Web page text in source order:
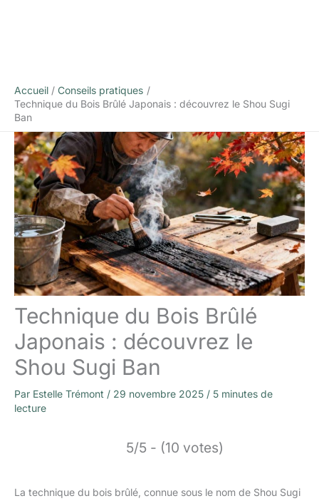
Accueil
Conseils pratiques
Technique du Bois Brûlé Japonais : découvrez le Shou Sugi
Ban
Technique du Bois Brûlé
Japonais : découvrez le
Shou Sugi Ban
Par Estelle Trémont / 29 novembre 2025 / 5 minutes de
lecture
5/5 - (10 votes)
La technique du bois brûlé, connue sous le nom de Shou Sugi